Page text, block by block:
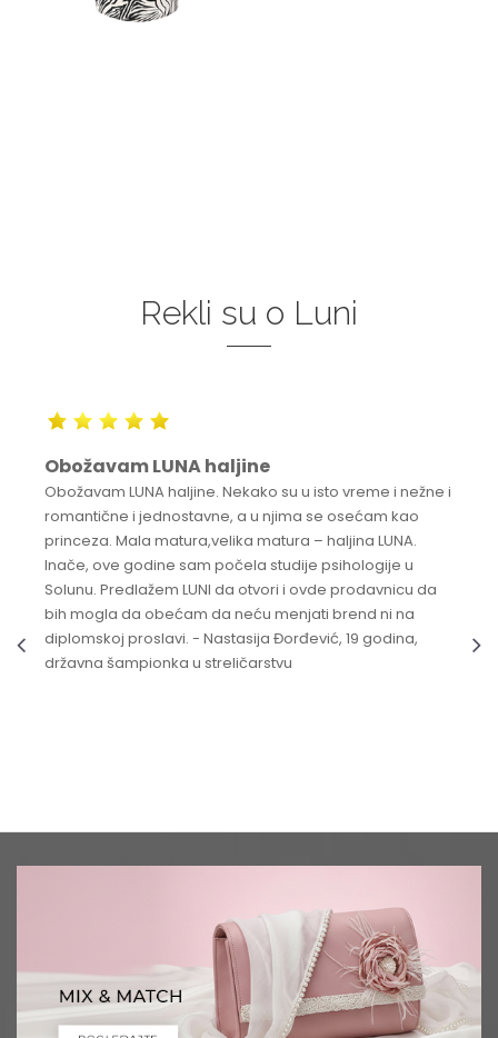
Rekli su o Luni
Obožavam LUNA haljine
Obožavam LUNA haljine. Nekako su u isto vreme i nežne i
romantične i jednostavne, a u njima se osećam kao
princeza. Mala matura,velika matura – haljina LUNA.
Inače, ove godine sam počela studije psihologije u
Solunu. Predlažem LUNI da otvori i ovde prodavnicu da
bih mogla da obećam da neću menjati brend ni na
diplomskoj proslavi. - Nastasija Đorđević, 19 godina,
državna šampionka u streličarstvu